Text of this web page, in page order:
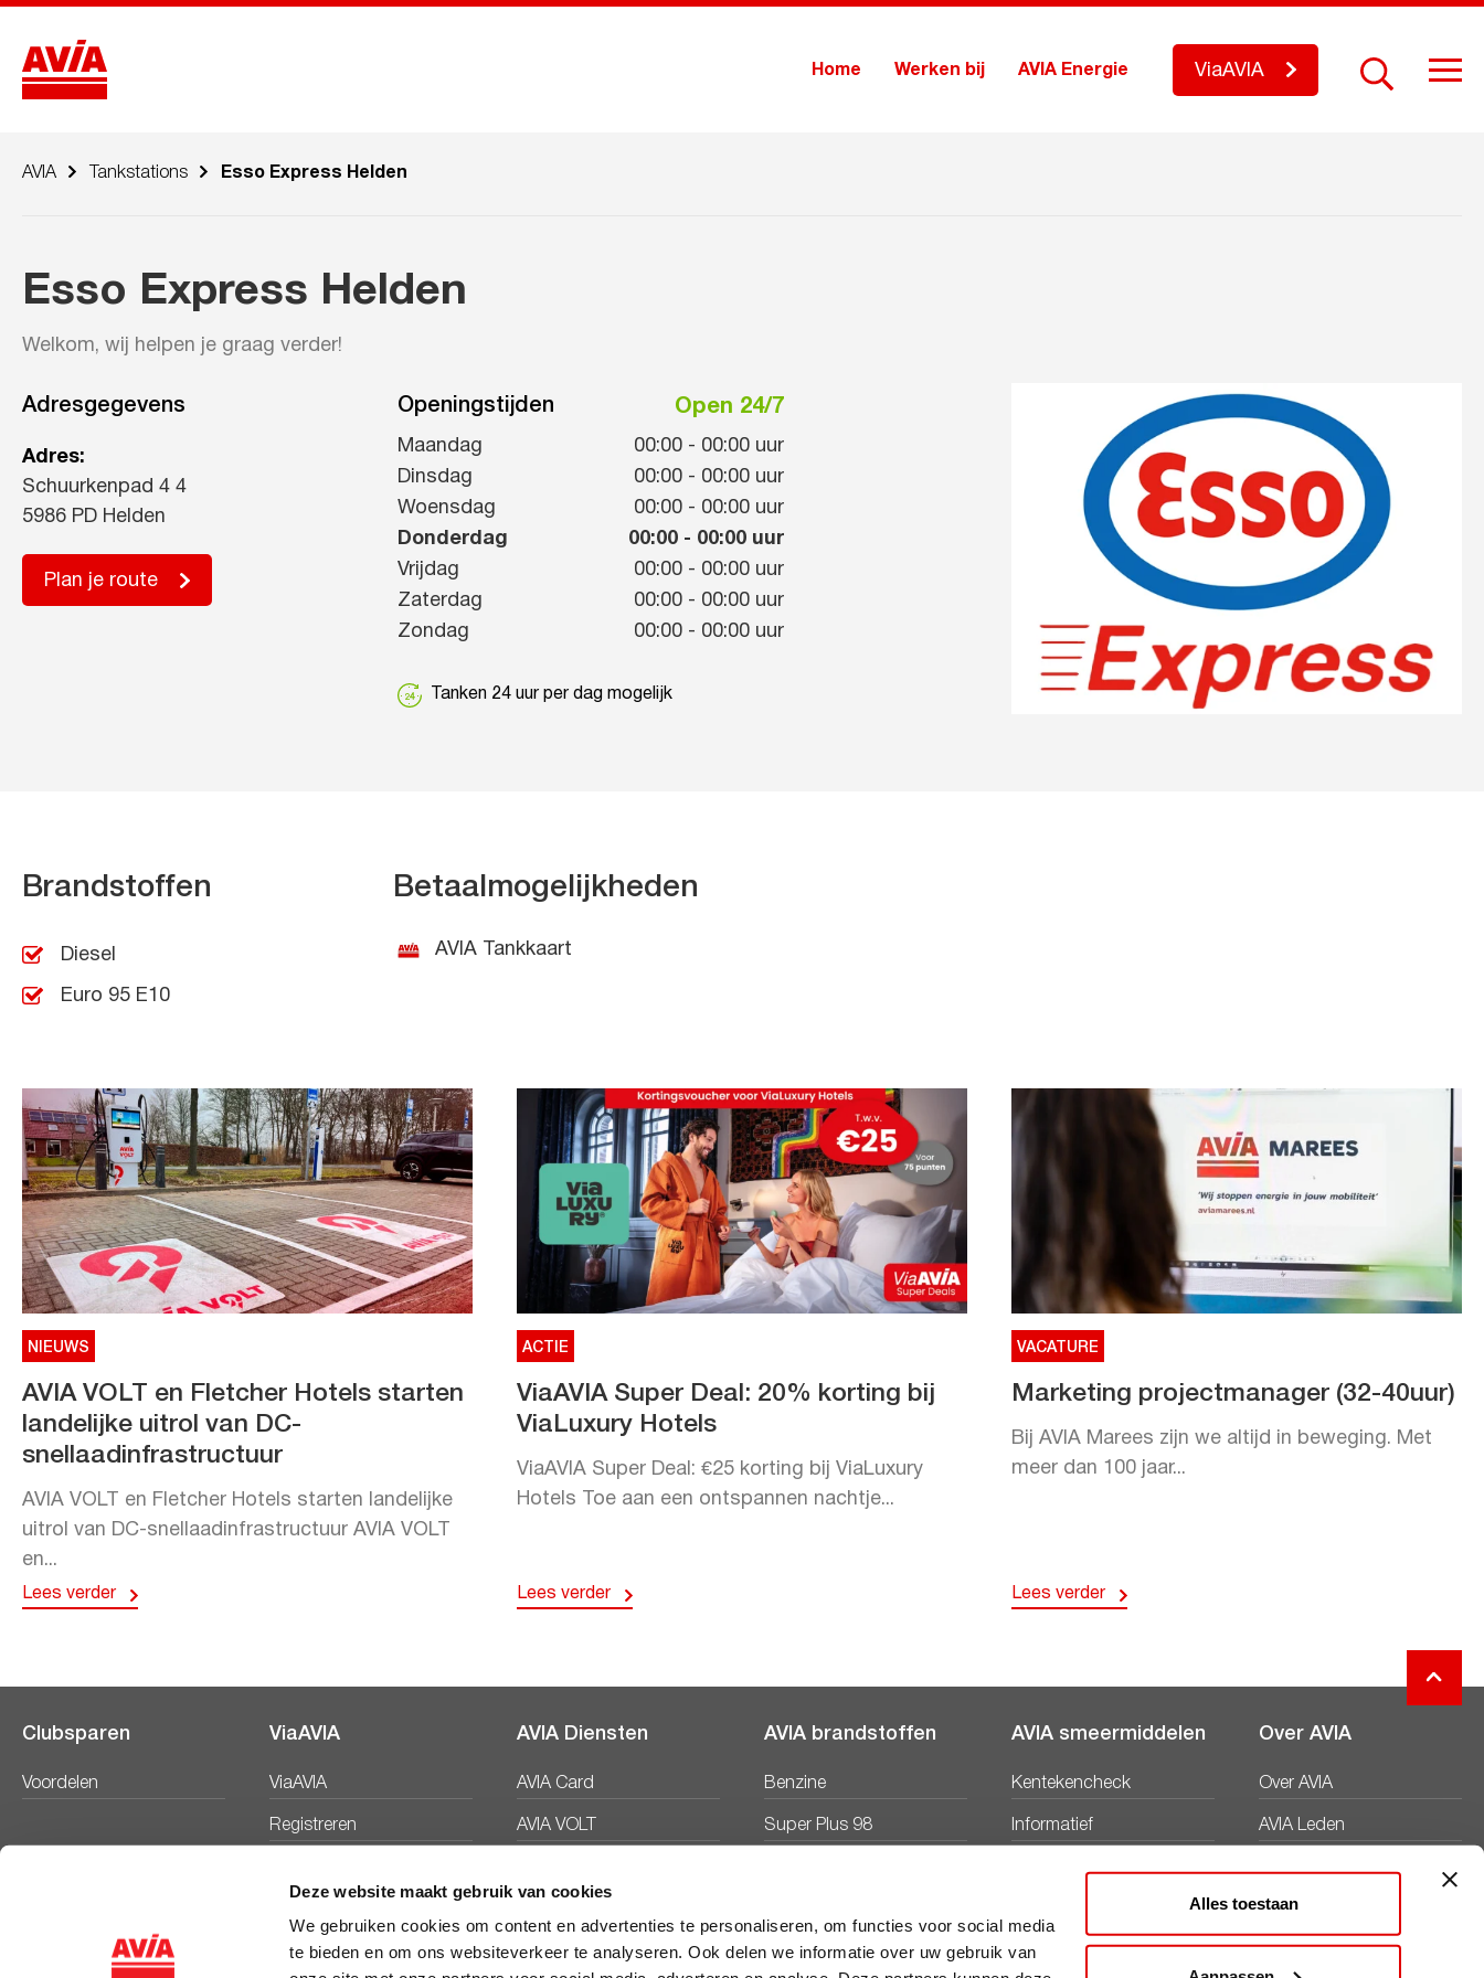
Deze website maakt gebruik van cookies
We gebruiken cookies om content en advertenties te personaliseren, om functies voor social media
te bieden en om ons websiteverkeer te analyseren. Ook delen we informatie over uw gebruik van
Alles toestaan
Home Werken bij AVIA Energie ViaAVIA
AVIA Tankstations Esso Express Helden
Esso Express Helden
Welkom, wij helpen je graag verder!
Adresgegevens
Adres:
Schuurkenpad 4 4
5986 PD Helden
Plan je route
Openingstijden Open 24/7
Maandag 00:00 - 00:00 uur
Dinsdag
00:00 - 00:00 uur
Woensdag
00:00 - 00:00 uur
Donderdag
00:00 - 00:00 uur
Vrijdag
00:00 - 00:00 uur
Zaterdag
00:00 - 00:00 uur
Zondag
00:00 - 00:00 uur
Tanken 24 uur per dag mogelijk
Brandstoffen
Diesel
Euro 95 E10
Betaalmogelijkheden
AVIA Tankkaart
NIEUWS
AVIA VOLT en Fletcher Hotels starten
landelijke uitrol van DC-
snellaadinfrastructuur
AVIA VOLT en Fletcher Hotels starten landelijke
uitrol van DC-snellaadinfrastructuur AVIA VOLT
en...
Lees verder
ACTIE
ViaAVIA Super Deal: 20% korting bij
ViaLuxury Hotels
ViaAVIA Super Deal: €25 korting bij ViaLuxury
Hotels Toe aan een ontspannen nachtje...
Lees verder
VACATURE
Marketing projectmanager (32-40uur)
Bij AVIA Marees zijn we altijd in beweging. Met
meer dan 100 jaar...
Lees verder
Clubsparen
Voordelen
ViaAVIA
ViaAVIA
Registreren
AVIA Diensten
AVIA Card
AVIA VOLT
AVIA brandstoffen
Benzine
Super Plus 98
AVIA smeermiddelen
Kentekencheck
Informatief
Over AVIA
Over AVIA
AVIA Leden
Duurzaamheid
Werken bij